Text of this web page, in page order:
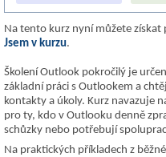
Na tento kurz nyní můžete získat
Jsem v kurzu.
Školení Outlook pokročilý je
základní práci s Outlookem a
kontakty a úkoly. Kurz navazuje
pro ty, kdo v Outlooku denně
schůzky nebo potřebují
Na praktických příkladech z